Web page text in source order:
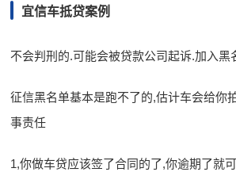
宜信车抵贷案例
不会判刑的.可能会被贷款公司起诉.加入黑
征信黑名单基本是跑不了的,估计车会给你
事责任
1,你做车贷应该签了合同的了,你逾期了就